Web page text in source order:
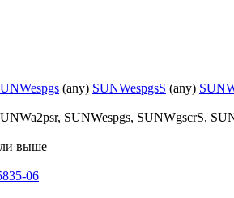
(any) SUNWespgsS (any)
SUNWespgs, SUNWgscrS,
выше
06